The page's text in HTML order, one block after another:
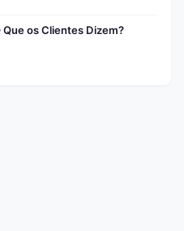
os Clientes Dizem?